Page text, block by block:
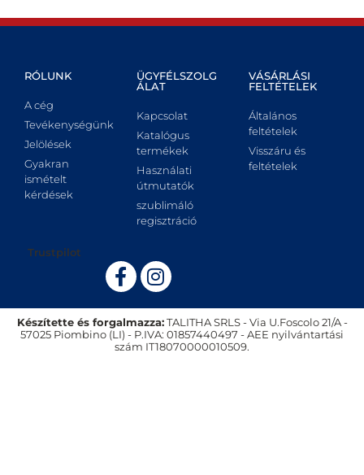
RÓLUNK
A cég
Tevékenységünk
Jelölések
Gyakran
ismételt
kérdések
ÜGYFÉLSZOLG
ÁLAT
Kapcsolat
Katalógus
termékek
Használati
útmutatók
szublimáló
regisztráció
VÁSÁRLÁSI
FELTÉTELEK
Általános
feltételek
Visszáru és
feltételek
Trustpilot
Készítette és forgalmazza:TALITHA SRLS - Via U.Foscolo 21/A -
57025 Piombino (LI) - P.IVA: 01857440497 - AEE nyilvántartási
szám IT18070000010509.